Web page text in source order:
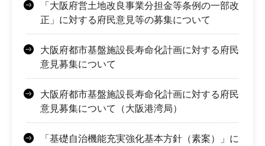
「大阪府営土地改良事業分担金等条例の一部改
正」に対する府民意見等の募集について
大阪府都市基盤施設長寿命化計画に対する府民
意見募集について
大阪府都市基盤施設長寿命化計画に対する府民
意見募集について（大阪港湾局）
「基礎自治機能充実強化基本方針（素案）」に